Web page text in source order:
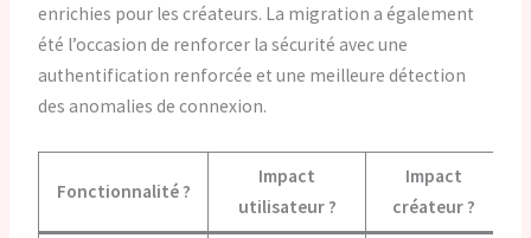
enrichies pour les créateurs. La migration a également
été l’occasion de renforcer la sécurité avec une
authentification renforcée et une meilleure détection
des anomalies de connexion.
Fonctionnalité ?
Impact
utilisateur ?
Impact
créateur ?